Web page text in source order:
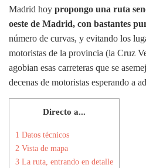
Madrid hoy propongo una ruta
oeste de Madrid, con bastantes
número de curvas, y evitando los
motoristas de la provincia (la Cruz
agobian esas carreteras que se
decenas de motoristas esperando a
Directo a...
1 Datos técnicos
2 Vista de mapa
3 La ruta, entrando en detalle